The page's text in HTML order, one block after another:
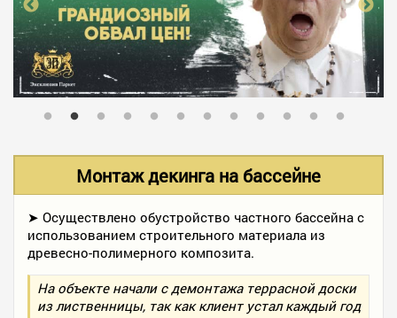
АССОРТИМЕНТ
В НАЛИЧИИ
ФОТО РАБОТ
Монтаж декинга на бассейне
➤ Осуществлено обустройство частного бассейна с
использованием строительного материала из
древесно-полимерного композита.
На объекте начали с демонтажа террасной доски
из лиственницы, так как клиент устал каждый год